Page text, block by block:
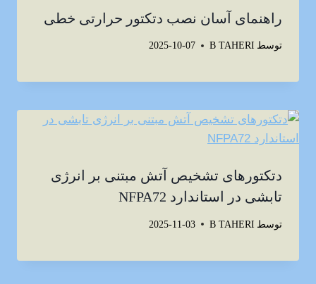
راهنمای آسان نصب دتکتور حرارتی خطی
توسط B TAHERI
2025-10-07
دتکتورهای تشخیص آتش مبتنی بر انرژی
تابشی در استاندارد NFPA72
توسط B TAHERI
2025-11-03